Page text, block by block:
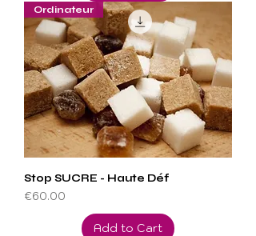
Ordinateur
Stop SUCRE - Haute Déf
Price
€60.00
Add to Cart